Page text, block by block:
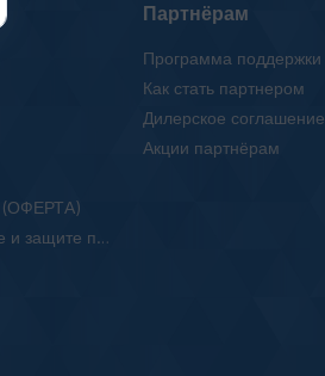
Положение об обработке и защите персональных данных
Партнёрам
Программа поддержки
Как стать партнером
Дилерское соглашение
Акции партнёрам